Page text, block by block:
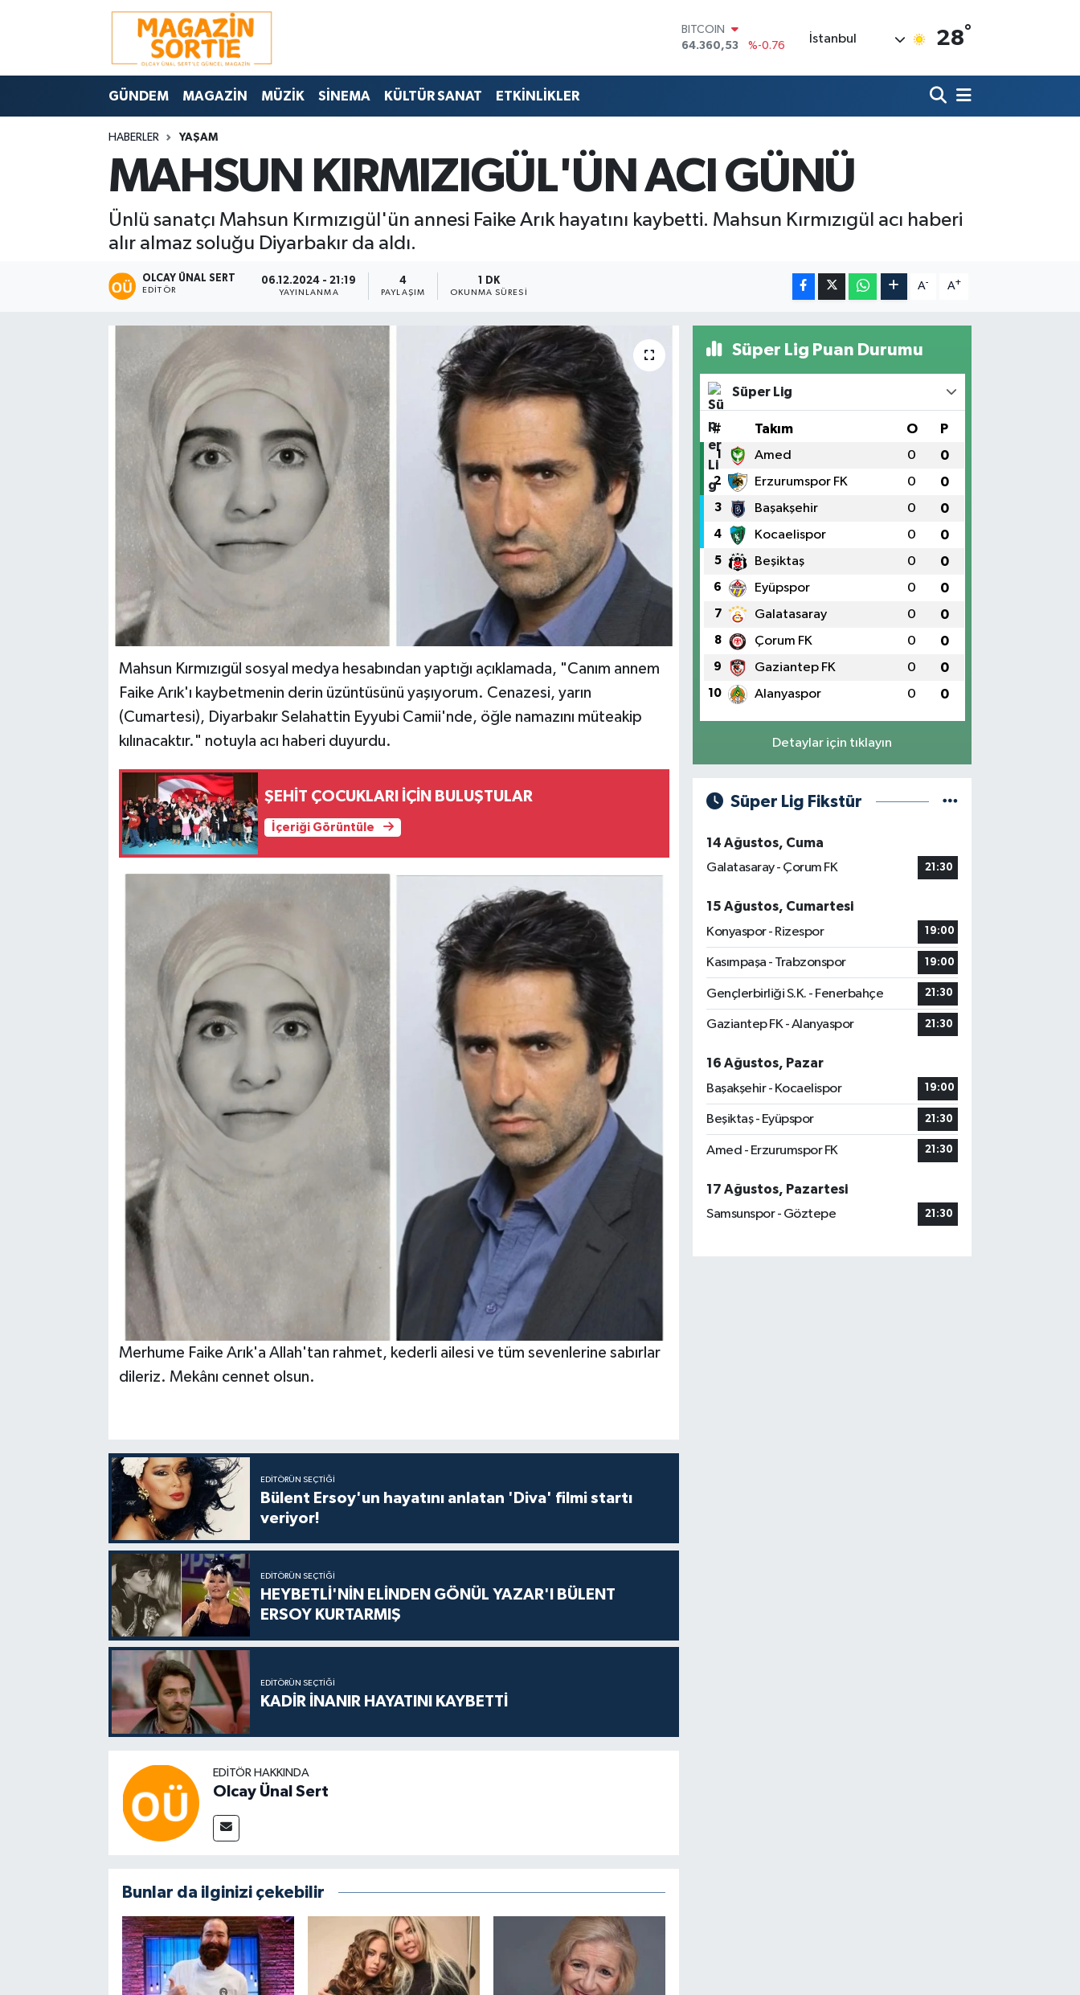
DOLAR
47,7069
%0.17
55,0265
%0.01
BİST100
13.887
%64
BITCOIN
İstanbul 28°
GÜNDEM MAGAZİN MÜZİK SİNEMA KÜLTÜR SANAT ETKİNLİKLER
HABERLER YAŞAM
MAHSUN KIRMIZIGÜL'ÜN ACI GÜNÜ
Ünlü sanatçı Mahsun Kırmızıgül'ün annesi Faike Arık hayatını kaybetti. Mahsun Kırmızıgül acı haberi
alır almaz soluğu Diyarbakır da aldı.
OLCAY ÜNAL SERT
EDITÖR
06.12.2024 - 21:19
YAYINLANMA
4
PAYLAŞIM
1 DK
OKUNMA SÜRESI
A- A+
Mahsun Kırmızıgül sosyal medya hesabından yaptığı açıklamada, "Canım annem
Faike Arık'ı kaybetmenin derin üzüntüsünü yaşıyorum. Cenazesi, yarın
(Cumartesi), Diyarbakır Selahattin Eyyubi Camii'nde, öğle namazını müteakip
kılınacaktır." notuyla acı haberi duyurdu.
ŞEHİT ÇOCUKLARI İÇİN BULUŞTULAR
İçeriği Görüntüle
Merhume Faike Arık'a Allah'tan rahmet, kederli ailesi ve tüm sevenlerine sabırlar
dileriz. Mekânı cennet olsun.
EDITÖRÜN SEÇTIĞI
Bülent Ersoy'un hayatını anlatan 'Diva' filmi startı
veriyor!
EDITÖRÜN SEÇTIĞI
HEYBETLİ'NİN ELİNDEN GÖNÜL YAZAR'I BÜLENT
ERSOY KURTARMIŞ
EDITÖRÜN SEÇTIĞI
KADİR İNANIR HAYATINI KAYBETTİ
EDITÖR HAKKINDA
Olcay Ünal Sert
Bunlar da ilginizi çekebilir
Süper Lig Puan Durumu
Süper Lig
# Takım O P
1 Amed 0 0
2 Erzurumspor FK 0 0
3 Başakşehir 0 0
4 Kocaelispor 0 0
5 Beşiktaş 0 0
6 Eyüpspor 0 0
7 Galatasaray 0 0
8 Çorum FK 0 0
9 Gaziantep FK 0 0
10 Alanyaspor 0 0
Detaylar için tıklayın
Süper Lig Fikstür
14 Ağustos, Cuma
Galatasaray - Çorum FK
21:30
15 Ağustos, Cumartesi
Konyaspor - Rizespor
19:00
Kasımpaşa - Trabzonspor 19:00
Gençlerbirliği S.K. - Fenerbahçe 21:30
Gaziantep FK - Alanyaspor 21:30
16 Ağustos, Pazar
Başakşehir - Kocaelispor
19:00
Beşiktaş - Eyüpspor 21:30
Amed - Erzurumspor FK 21:30
17 Ağustos, Pazartesi
Samsunspor - Göztepe
21:30
Nöbetçi Eczaneler
Hava Durumu
Trafik Durumu
Süper Lig Puan Durumu ve Fikstür
Tüm Manşetler